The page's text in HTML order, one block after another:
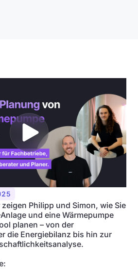
Philipp und Simon, wie Sie
und eine Wärmepumpe
planen – von der
die Energiebilanz bis hin zur